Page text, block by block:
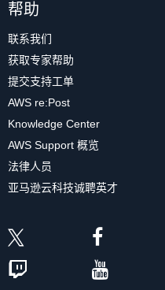
帮助
联系我们
获取专家帮助
提交支持工单
AWS re:Post
Knowledge Center
AWS Support 概览
法律人员
亚马逊云科技诚聘英才